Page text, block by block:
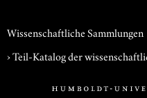
Wissenschaftliche Sammlungen
› Teil-Katalog der